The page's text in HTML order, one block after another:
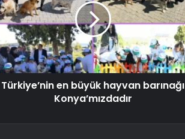
Türkiye’nin en büyük hayvan barınağı
Konya’mızdadır